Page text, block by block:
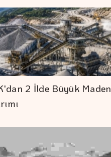
2 İlde Büyük Maden